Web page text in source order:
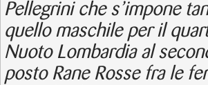
Pellegrini che s’impone
quello maschile per il
Nuoto Lombardia al
posto Rane Rosse fra le